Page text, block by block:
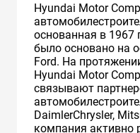
Hyundai Motor
основанная в 1967
было основано на
Ford. На
Hyundai Motor
связывают
DaimlerChrysler,
компания активно